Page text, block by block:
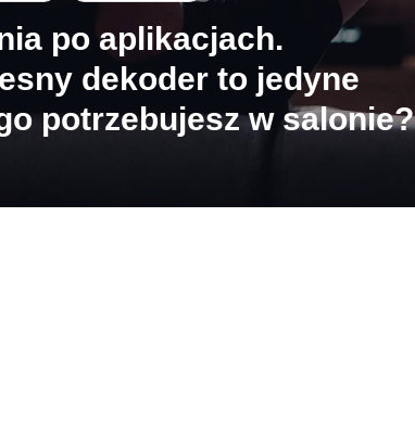
po aplikacjach.
dekoder to jedyne
potrzebujesz w salonie?